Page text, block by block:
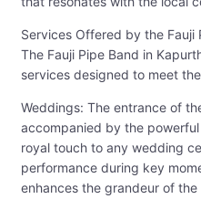
Services Offered by the Fauji
The Fauji Pipe Band in
services designed to meet
Weddings: The entrance of
accompanied by the
royal touch to any wedding
performance during key
enhances the grandeur of